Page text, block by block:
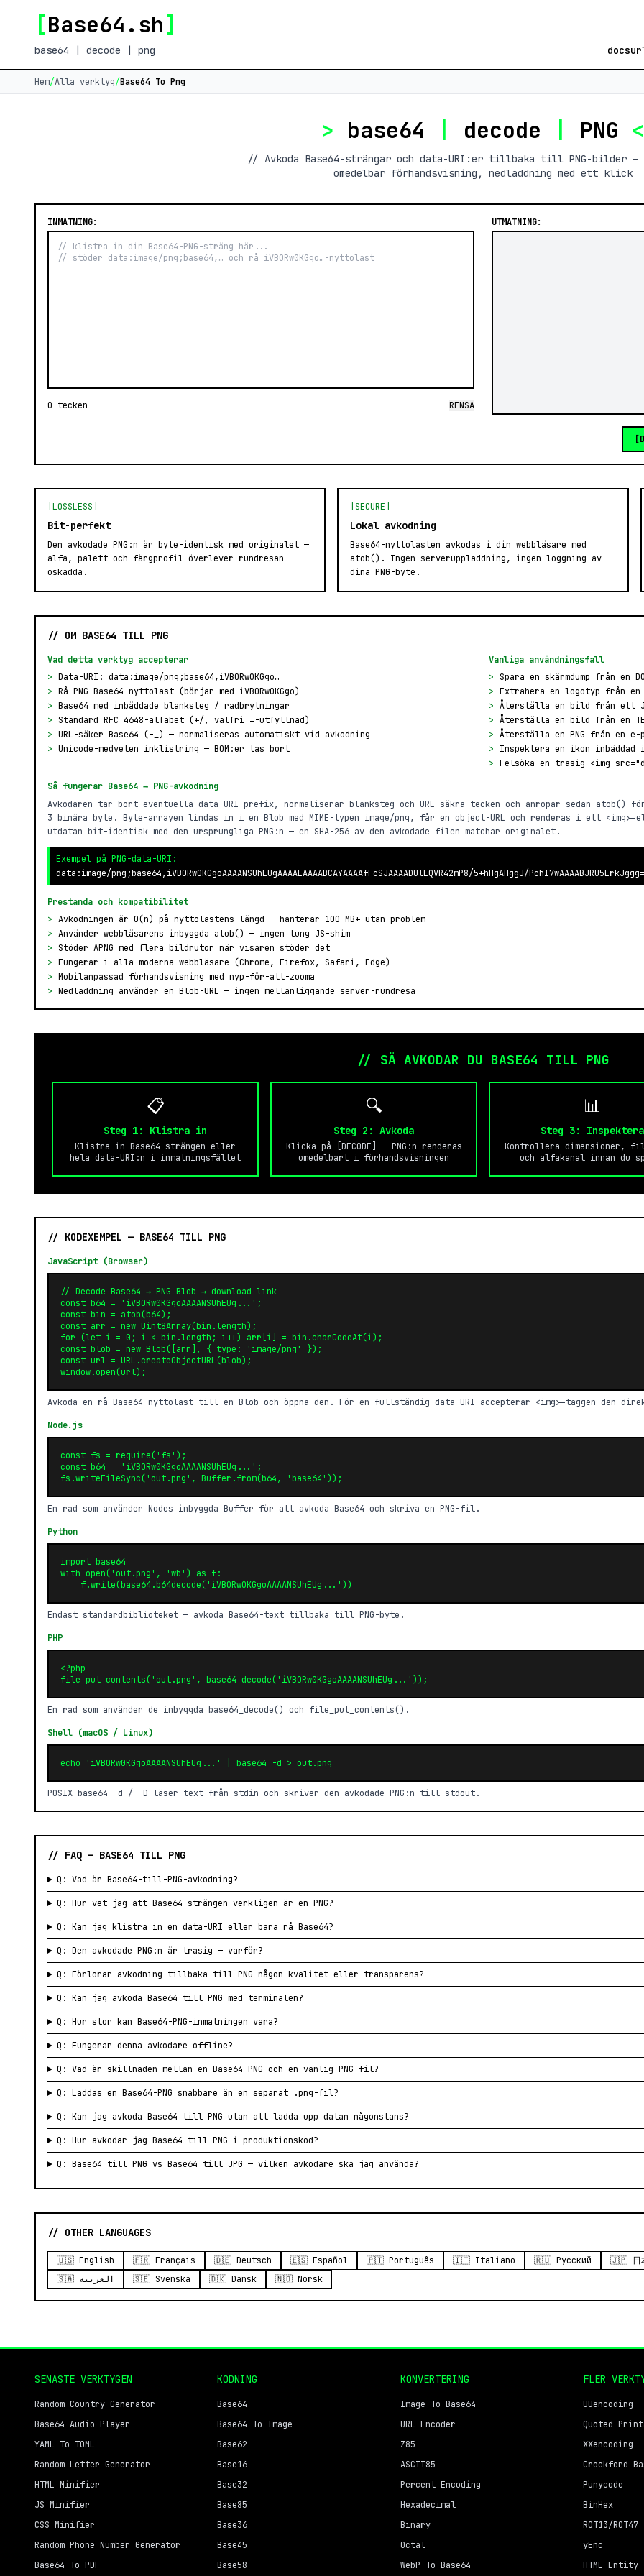
[Base64.sh]
base64 | decode | png docs
Hem/Alla verktyg/Base64 To Png
> base64 decode PNG <
// Avkoda Base64-strängar och data-URI:er tillbaka till PNG-bilder —
omedelbar förhandsvisning, nedladdning med ett klick
INMATNING:
0 tecken RENSA
UTMATNING:
[LOSSLESS]
Bit-perfekt
Den avkodade PNG:n är byte-identisk med originalet —
alfa, palett och färgprofil överlever rundresan
oskadda.
[SECURE]
Lokal avkodning
Base64-nyttolasten avkodas i din webbläsare med
atob(). Ingen serveruppladdning, ingen loggning av
dina PNG-byte.
// OM BASE64 TILL PNG
Vad detta verktyg accepterar
> Data-URI: data:image/png;base64,iVBORw0KGgo…
> Rå PNG-Base64-nyttolast (börjar med iVBORw0KGgo)
> Base64 med inbäddade blanksteg / radbrytningar
>
Standard RFC 4648-alfabet (+/, valfri =-utfyllnad)
> URL-säker Base64 (-_) — normaliseras automatiskt vid avkodning
> Unicode-medveten inklistring — BOM:er tas bort
Vanliga användningsfall
>
Spara en skärmdump från en
> Extrahera en logotyp från en
> Återställa en bild från ett
> Återställa en bild från en
> Återställa en PNG från en e-
>
Inspektera en ikon inbäddad
> Felsöka en trasig <img
Så fungerar Base64 → PNG-avkodning
Avkodaren tar bort eventuella data-URI-prefix, normaliserar blanksteg och URL-säkra tecken och anropar sedan
3 binära byte. Byte-arrayen lindas in i en Blob med MIME-typen image/png, får en object-URL och renderas i ett <img>-
utdatan bit-identisk med den ursprungliga PNG:n — en SHA-256 av den avkodade filen matchar originalet.
Exempel på PNG-data-URI:
data:image/png;base64,iVBORw0KGgoAAAANSUhEUgAAAAEAAAABCAYAAAAfFcSJAAAADUlEQVR42mP8/5+hHgAHggJ/
Prestanda och kompatibilitet
> Avkodningen är O(n) på nyttolastens längd — hanterar 100 MB+ utan problem
> Använder webbläsarens inbyggda atob() — ingen tung JS-shim
>
Stöder APNG med flera bildrutor när visaren stöder det
> Fungerar i alla moderna webbläsare (Chrome, Firefox, Safari, Edge)
> Mobilanpassad förhandsvisning med nyp-för-att-zooma
> Nedladdning använder en Blob-URL — ingen mellanliggande server-rundresa
// SÅ AVKODAR DU BASE64 TILL PNG
📋
Steg 1: Klistra in
Klistra in Base64-strängen eller
hela data-URI:n i inmatningsfältet
🔍
Steg 2: Avkoda
Klicka på [DECODE] — PNG:n renderas
omedelbart i förhandsvisningen
📊
Steg 3: Inspektera
Kontrollera dimensioner,
och alfakanal innan du
// KODEXEMPEL — BASE64 TILL PNG
JavaScript (Browser)
// Decode Base64 → PNG Blob → download link
const b64 = 'iVBORw0KGgoAAAANSUhEUg...';
const bin = atob(b64);
const arr = new Uint8Array(bin.length);
for (let i = 0; i < bin.length; i++) arr[i] = bin.charCodeAt(i);
const blob = new Blob([arr], { type: 'image/png' });
const url = URL.createObjectURL(blob);
window.open(url);
Avkoda en rå Base64-nyttolast till en Blob och öppna den. För en fullständig data-URI accepterar <img>-taggen den
Node.js
const fs = require('fs');
const b64 = 'iVBORw0KGgoAAAANSUhEUg...';
fs.writeFileSync('out.png', Buffer.from(b64, 'base64'));
En rad som använder Nodes inbyggda Buffer för att avkoda Base64 och skriva en PNG-fil.
Python
import base64
with open('out.png', 'wb') as f:
    f.write(base64.b64decode('iVBORw0KGgoAAAANSUhEUg...'))
Endast standardbiblioteket — avkoda Base64-text tillbaka till PNG-byte.
PHP
<?php
file_put_contents('out.png', base64_decode('iVBORw0KGgoAAAANSUhEUg...'));
En rad som använder de inbyggda base64_decode() och file_put_contents().
Shell (macOS / Linux)
echo 'iVBORw0KGgoAAAANSUhEUg...' | base64 -d > out.png
POSIX base64 -d / -D läser text från stdin och skriver den avkodade PNG:n till stdout.
// FAQ — BASE64 TILL PNG
Q: Vad är Base64-till-PNG-avkodning?
Q: Hur vet jag att Base64-strängen verkligen är en PNG?
Q: Kan jag klistra in en data-URI eller bara rå Base64?
Q: Den avkodade PNG:n är trasig — varför?
Q: Förlorar avkodning tillbaka till PNG någon kvalitet eller transparens?
Q: Kan jag avkoda Base64 till PNG med terminalen?
Q: Hur stor kan Base64-PNG-inmatningen vara?
Q: Fungerar denna avkodare offline?
Q: Vad är skillnaden mellan en Base64-PNG och en vanlig PNG-fil?
Q: Laddas en Base64-PNG snabbare än en separat .png-fil?
Q: Kan jag avkoda Base64 till PNG utan att ladda upp datan någonstans?
Q: Hur avkodar jag Base64 till PNG i produktionskod?
Q: Base64 till PNG vs Base64 till JPG — vilken avkodare ska jag använda?
// OTHER LANGUAGES
🇺🇸 English 🇫🇷 Français 🇩🇪 Deutsch 🇪🇸 Español 🇵🇹 Português 🇮🇹 Italiano 🇷🇺 Русский
🇯🇵 日
🇸🇦 العربية
🇸🇪 Svenska 🇩🇰 Dansk 🇳🇴 Norsk
SENASTE VERKTYGEN
Random Country Generator
Base64 Audio Player
YAML To TOML
Random Letter Generator
HTML Minifier
JS Minifier
CSS Minifier
Random Phone Number Generator
Base64 To PDF
KODNING
Base64
Base64 To Image
Base62
Base16
Base32
Base85
Base36
Base45
Base58
KONVERTERING
Image To Base64
URL Encoder
Z85
ASCII85
Percent Encoding
Hexadecimal
Binary
Octal
WebP To Base64
FLER
UUencoding
Quoted
XXencoding
Crockford
Punycode
BinHex
ROT13/ROT47
yEnc
HTML Entity